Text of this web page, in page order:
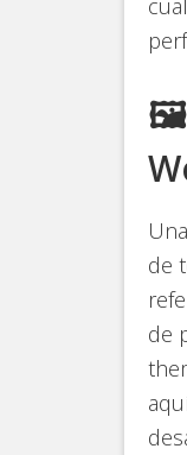
🖼️
de
de